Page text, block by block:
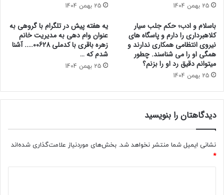
25 بهمن 1404 25 بهمن 1404
باسلام و ادب؛ حکم جلب سیار
کلاهبرداری را دارم و پاسگاه های
نیروی انتظامی همکاری ندارند و
همگی او را می شناسند. چطور
میتوانم دقیق رد او را بزنم؟
25 بهمن 1404
یه هفته پیش در تلگرام با گروهی به
عنوان وام دهی به مدیریت خانم
زهره باقری با کدملی 00628….. آشنا
شدم که …
25 بهمن 1404
دیدگاهتان را بنویسید
نشانی ایمیل شما منتشر نخواهد شد. بخش‌های موردنیاز علامت‌گذاری شده‌اند
*